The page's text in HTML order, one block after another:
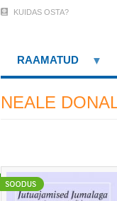
Menu
(logged
KUIDAS OSTA?
RAAMATUD
NEALE